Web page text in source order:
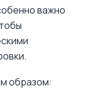
важно
образом: